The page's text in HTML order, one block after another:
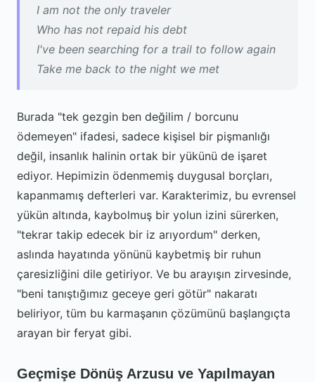
I am not the only traveler
Who has not repaid his debt
I've been searching for a trail to follow again
Take me back to the night we met
Burada "tek gezgin ben değilim / borcunu
ödemeyen" ifadesi, sadece kişisel bir pişmanlığı
değil, insanlık halinin ortak bir yükünü de işaret
ediyor. Hepimizin ödenmemiş duygusal borçları,
kapanmamış defterleri var. Karakterimiz, bu evrensel
yükün altında, kaybolmuş bir yolun izini sürerken,
"tekrar takip edecek bir iz arıyordum" derken,
aslında hayatında yönünü kaybetmiş bir ruhun
çaresizliğini dile getiriyor. Ve bu arayışın zirvesinde,
"beni tanıştığımız geceye geri götür" nakaratı
beliriyor, tüm bu karmaşanın çözümünü başlangıçta
arayan bir feryat gibi.
Geçmişe Dönüş Arzusu ve Yapılmayan